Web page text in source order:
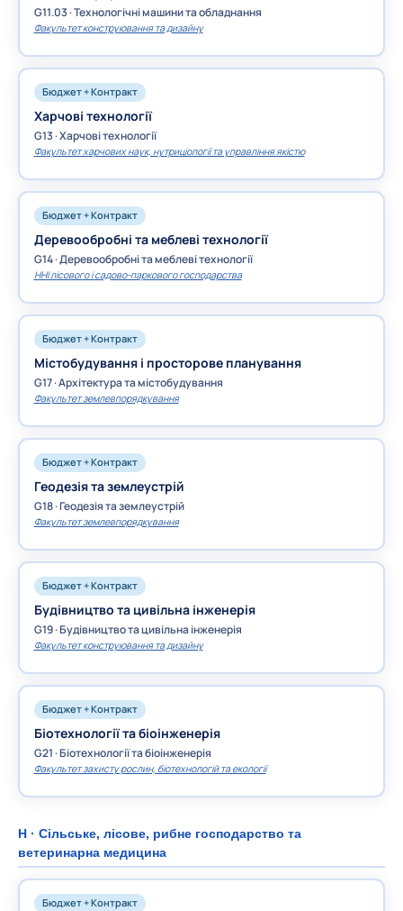
G11.03 · Технологічні машини та обладнання
Факультет конструювання та дизайну
Бюджет + Контракт
Харчові технології
G13 · Харчові технології
Факультет харчових наук, нутриціології та управління якістю
Бюджет + Контракт
Деревообробні та меблеві технології
G14 · Деревообробні та меблеві технології
ННІ лісового і садово-паркового господарства
Бюджет + Контракт
Містобудування і просторове планування
G17 · Архітектура та містобудування
Факультет землевпорядкування
Бюджет + Контракт
Геодезія та землеустрій
G18 · Геодезія та землеустрій
Факультет землевпорядкування
Бюджет + Контракт
Будівництво та цивільна інженерія
G19 · Будівництво та цивільна інженерія
Факультет конструювання та дизайну
Бюджет + Контракт
Біотехнології та біоінженерія
G21 · Біотехнології та біоінженерія
Факультет захисту рослин, біотехнологій та екології
H · Сільське, лісове, рибне господарство та
ветеринарна медицина
Бюджет + Контракт